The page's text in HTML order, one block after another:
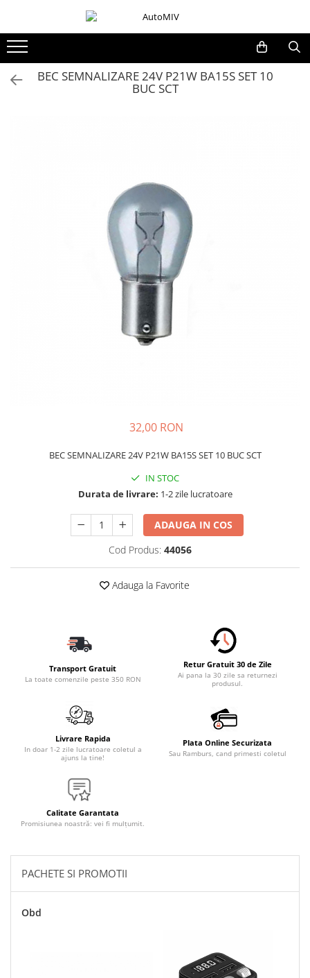
Oferta Saptamanii
Butoane Blocare/Deblocare
Buton Clapeta Rezervor
Alte Butoane/Comutatoare
Inchidere Centralizata
Huse Scaune Auto
Tavite Portbagaj Dedicate
Covorase Auto/ Presuri Auto
Seturi Interior
Accesorii Siguranta Auto
Incarcatoare Auto
Accesorii pentru Roti si Anvelope
Organizatoare Auto
Iluminat Auto
Proiectoare
Becuri Auto
Piese Auto
Piese Caroserie
Amortizoare Capota
BEC SEMNALIZARE 24V P21W BA15S SET 10
BUC SCT
32,00 RON
BEC SEMNALIZARE 24V P21W BA15S SET 10 BUC SCT
IN STOC
Durata de livrare: 1-2 zile lucratoare
ADAUGA IN COS
Cod Produs: 44056
Adauga la Favorite
Transport Gratuit
La toate comenzile peste 350 RON
Retur Gratuit 30 de Zile
Ai pana la 30 zile sa returnezi
produsul.
Livrare Rapida
In doar 1-2 zile lucratoare coletul a
ajuns la tine!
Plata Online Securizata
Sau Ramburs, cand primesti coletul
Calitate Garantata
Promisiunea noastră: vei fi mulțumit.
PACHETE SI PROMOTII
Obd